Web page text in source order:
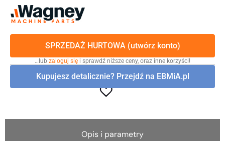
SPRZEDAŻ HURTOWA (utwórz konto)
…lub zaloguj się i sprawdź niższe ceny, oraz inne korzyści!
Kupujesz detalicznie? Przejdź na EBMiA.pl
Opis i parametry